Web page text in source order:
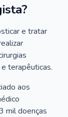
e tratar
terapêuticas.
aos
mil doenças